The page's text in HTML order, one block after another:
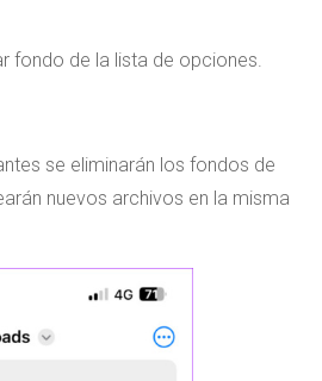
fondo de la lista de opciones.
se eliminarán los fondos de
nuevos archivos en la misma